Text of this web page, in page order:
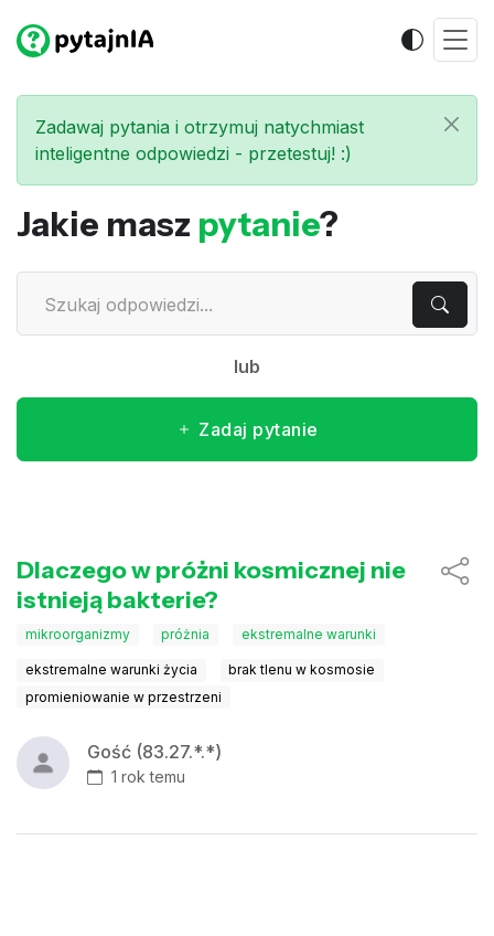
Zadawaj pytania i otrzymuj natychmiast
inteligentne odpowiedzi - przetestuj! :)
Jakie masz pytanie?
lub
Zadaj pytanie
Dlaczego w próżni kosmicznej nie
istnieją bakterie?
mikroorganizmy próżnia ekstremalne warunki
ekstremalne warunki życia
brak tlenu w kosmosie
promieniowanie w przestrzeni
Gość (83.27.*.*)
1 rok temu